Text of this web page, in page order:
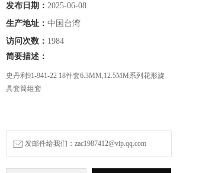
发布日期： 2025-06-08
生产地址： 中国台湾
访问次数： 1984
简要描述：
史丹利91-941-22 18件套6.3MM,12.5MM系列花形旋
具套筒组套
发邮件给我们：zac1987412@vip.qq.com